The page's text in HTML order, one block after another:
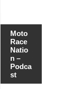
Moto
Race
Natio
n –
Podca
st